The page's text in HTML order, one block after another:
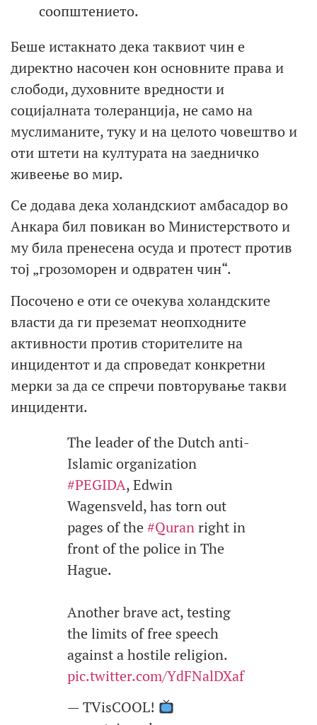
соопштението.
Беше истакнато дека таквиот чин е
директно насочен кон основните права и
слободи, духовните вредности и
социјалната толеранција, не само на
муслиманите, туку и на целото човештво и
оти штети на културата на заедничко
живеење во мир.
Се додава дека холандскиот амбасадор во
Анкара бил повикан во Министерството и
му била пренесена осуда и протест против
тој „грозоморен и одвратен чин“.
Посочено е оти се очекува холандските
власти да ги преземат неопходните
активности против сторителите на
инцидентот и да спроведат конкретни
мерки за да се спречи повторување такви
инциденти.
The leader of the Dutch anti-
Islamic organization
#PEGIDA, Edwin
Wagensveld, has torn out
pages of the #Quranright in
front of the police in The
Hague.
Another brave act, testing
the limits of free speech
against a hostile religion.
pic.twitter.com/YdFNalDXaf
— TVisCOOL!